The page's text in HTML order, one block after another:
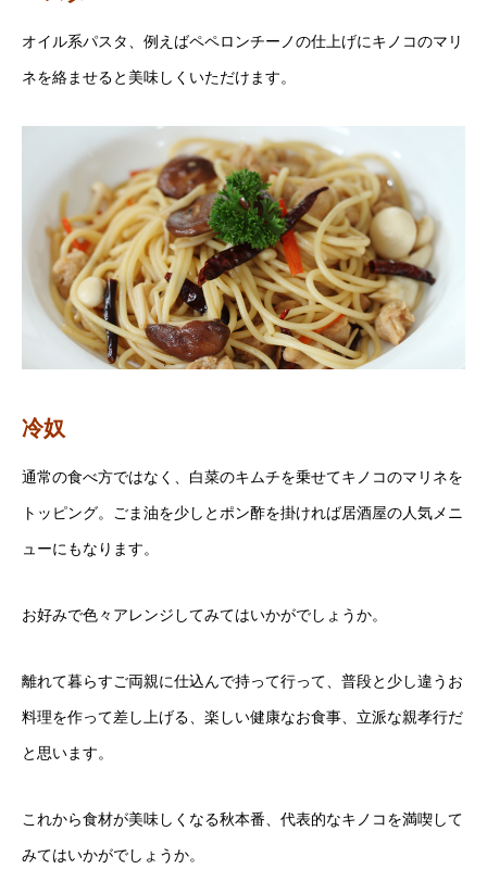
オイル系パスタ、例えばペペロンチーノの仕上げにキノコのマリ
ネを絡ませると美味しくいただけます。
冷奴
通常の食べ方ではなく、白菜のキムチを乗せてキノコのマリネを
トッピング。ごま油を少しとポン酢を掛ければ居酒屋の人気メニ
ューにもなります。
お好みで色々アレンジしてみてはいかがでしょうか。
離れて暮らすご両親に仕込んで持って行って、普段と少し違うお
料理を作って差し上げる、楽しい健康なお食事、立派な親孝行だ
と思います。
これから食材が美味しくなる秋本番、代表的なキノコを満喫して
みてはいかがでしょうか。